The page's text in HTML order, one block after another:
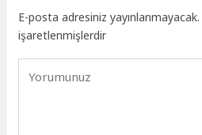
E-posta adresiniz yayınlanmayacak.
işaretlenmişlerdir